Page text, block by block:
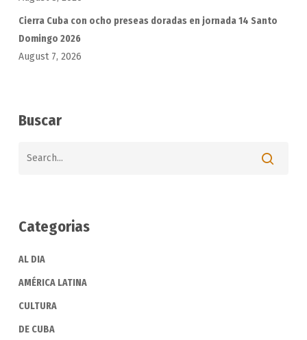
Cierra Cuba con ocho preseas doradas en jornada 14 Santo
Domingo 2026
August 7, 2026
Buscar
Categorias
AL DIA
AMÉRICA LATINA
CULTURA
DE CUBA